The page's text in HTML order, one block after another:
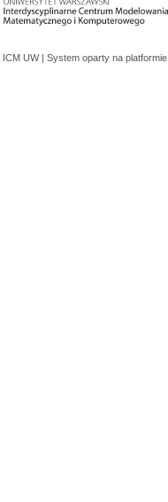
ICM UW | System oparty na platformie